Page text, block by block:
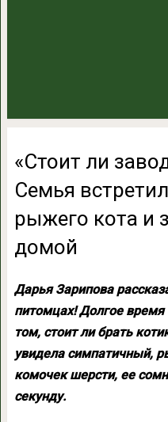
«Стоит ли
Семья
рыжего кота и
домой
Дарья Зарипова
питомцах! Долгое
том, стоит ли брать
увидела симпатичный,
комочек шерсти, ее
секунду.